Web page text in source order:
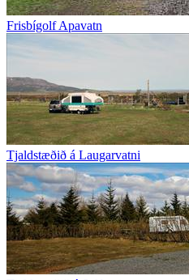
Frisbígolf Apavatn
Tjaldstæðið á Laugarvatni